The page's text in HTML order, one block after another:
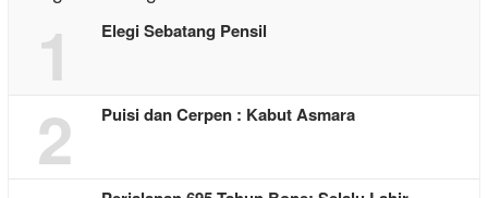
1 Elegi Sebatang Pensil
2 Puisi dan Cerpen : Kabut Asmara